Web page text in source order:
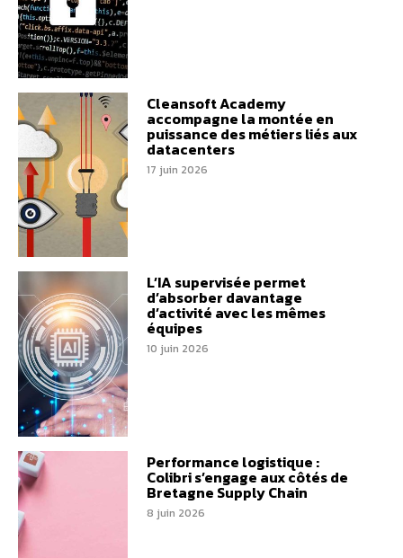
Cleansoft Academy
accompagne la montée en
puissance des métiers liés aux
datacenters
17 juin 2026
L’IA supervisée permet
d’absorber davantage
d’activité avec les mêmes
équipes
10 juin 2026
Performance logistique :
Colibri s’engage aux côtés de
Bretagne Supply Chain
8 juin 2026